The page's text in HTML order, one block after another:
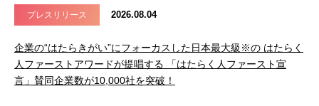
プレスリリース 2026.08.04
企業の“はたらきがい”にフォーカスした日本最大級※の はたらく
人ファーストアワードが提唱する 「はたらく人ファースト宣
言」賛同企業数が10,000社を突破！